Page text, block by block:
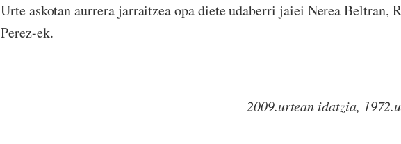
Urte askotan aurrera jarraitzea opa diete udaberri jaiei Nerea Beltran,
Perez-ek.
2009.urtean idatzia,